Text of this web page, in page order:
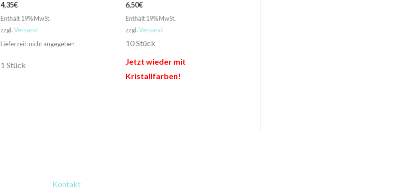
4,35€
Enthält 19% MwSt.
zzgl.Versand
Lieferzeit: nicht angegeben
1 Stück
6,50€
Enthält 19% MwSt.
zzgl.Versand
10 Stück
Jetzt wieder mit
Kristallfarben!
Kontakt